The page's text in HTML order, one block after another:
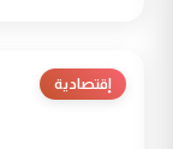
إقتصادية